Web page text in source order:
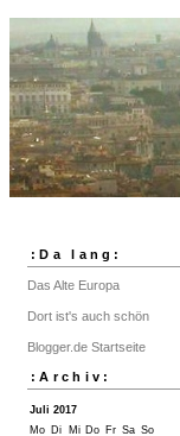
:Da lang:
Das Alte Europa
Dort ist's auch schön
Blogger.de Startseite
:Archiv:
Juli 2017
Mo Di Mi Do Fr Sa So